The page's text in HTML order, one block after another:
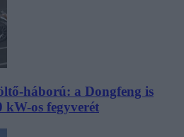
háború: a Dongfeng is
kW-os fegyverét